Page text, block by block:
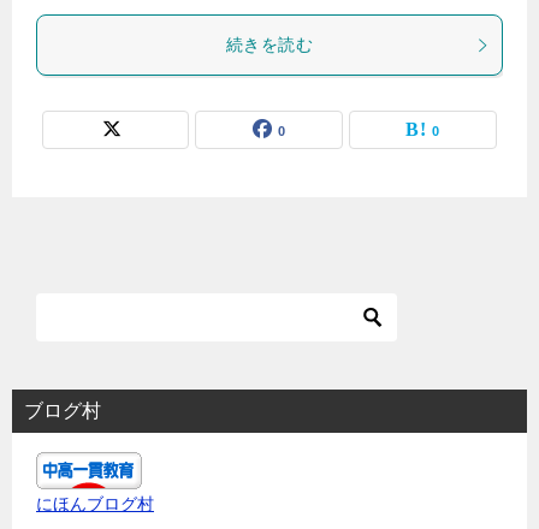
続きを読む
0 0
ブログ村
にほんブログ村